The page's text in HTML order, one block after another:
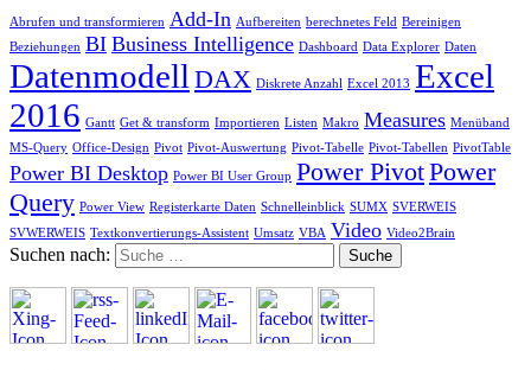
Abrufen und transformieren Add-In Aufbereiten berechnetes Feld Bereinigen
Beziehungen BI Business Intelligence Dashboard Data Explorer Daten
Datenmodell DAX Diskrete Anzahl Excel 2013 Excel
2016 Gantt Get & transform Importieren Listen Makro Measures Menüband
MS-Query Office-Design Pivot Pivot-Auswertung Pivot-Tabelle Pivot-Tabellen PivotTable
Power BI Desktop Power BI User Group Power PivotPower
Query Power View Registerkarte Daten Schnelleinblick SUMX SVERWEIS
SVWERWEIS Textkonvertierungs-Assistent Umsatz VBA Video Video2Brain
Suchen nach: